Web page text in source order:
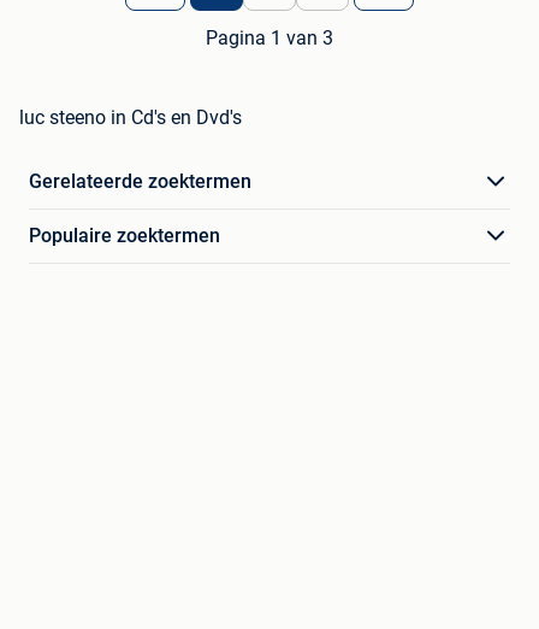
Pagina 1 van 3
luc steeno in Cd's en Dvd's
Gerelateerde zoektermen
Populaire zoektermen